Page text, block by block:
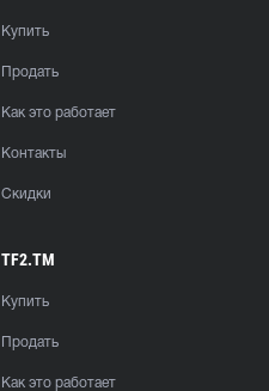
Купить
Продать
Как это работает
Контакты
Скидки
TF2.TM
Купить
Продать
Как это работает